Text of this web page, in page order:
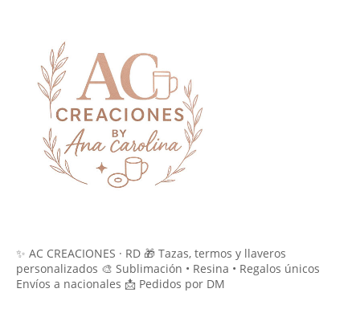
✨ AC CREACIONES · RD 🎁 Tazas, termos y llaveros
personalizados 🎨 Sublimación • Resina • Regalos únicos
Envíos a nacionales 📩 Pedidos por DM